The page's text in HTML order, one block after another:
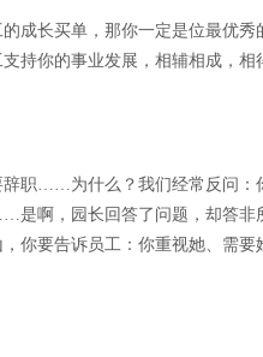
成长买单，那你一定是位最优秀
持你的事业发展，相辅相成，相
辞职……为什么？我们经常反问：
是啊，园长回答了问题，却答非
你要告诉员工：你重视她、需要